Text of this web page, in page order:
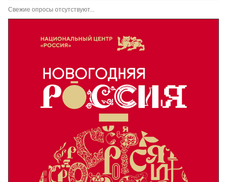
Свежие опросы отсутствуют...